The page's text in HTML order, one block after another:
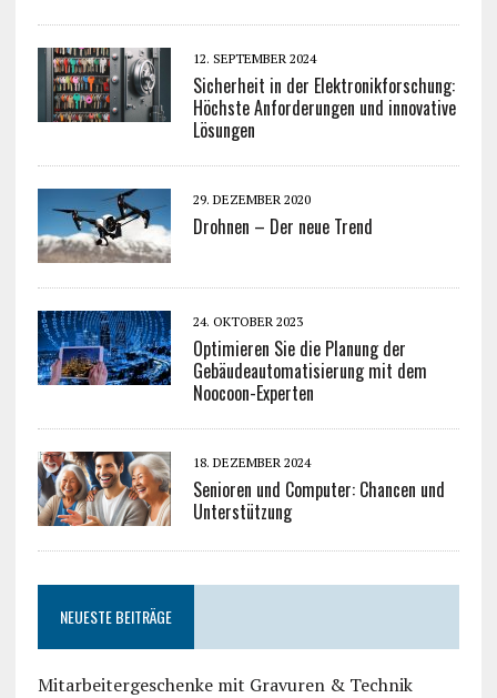
12. SEPTEMBER 2024
Sicherheit in der Elektronikforschung:
Höchste Anforderungen und innovative
Lösungen
29. DEZEMBER 2020
Drohnen – Der neue Trend
24. OKTOBER 2023
Optimieren Sie die Planung der
Gebäudeautomatisierung mit dem
Noocoon-Experten
18. DEZEMBER 2024
Senioren und Computer: Chancen und
Unterstützung
NEUESTE BEITRÄGE
Mitarbeitergeschenke mit Gravuren & Technik